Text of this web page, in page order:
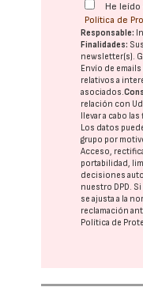
He
Política de
Responsable:
Finalidades:
newsletter(s).
Envío de
relativos a
asociados.
relación con
llevar a cabo
Los datos
grupo por
Acceso,
portabilidad,
decisiones
nuestro DPD.
se ajusta a la
reclamación
Política de